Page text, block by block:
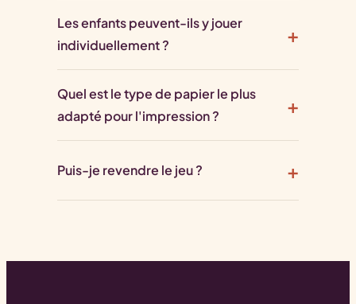
Les enfants peuvent-ils y jouer
individuellement ?
Quel est le type de papier le plus
adapté pour l'impression ?
Puis-je revendre le jeu ?